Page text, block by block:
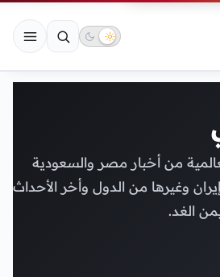
من أخبار مصر والسعودية
وغيرها من الدول وأخر الأحداث
الغد.